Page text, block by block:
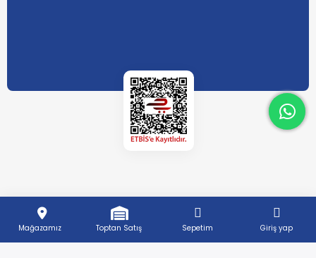
Mağazamız Toptan Satış Sepetim Giriş yap